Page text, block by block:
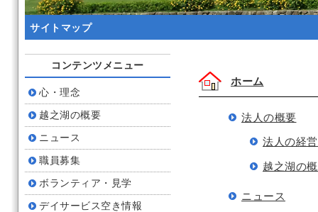
サイトマップ
ホーム
法人の概要
法人の経
越之湖の
ニュース
コンテンツメニュー
心・理念
越之湖の概要
ニュース
職員募集
ボランティア・見学
デイサービス空き情報